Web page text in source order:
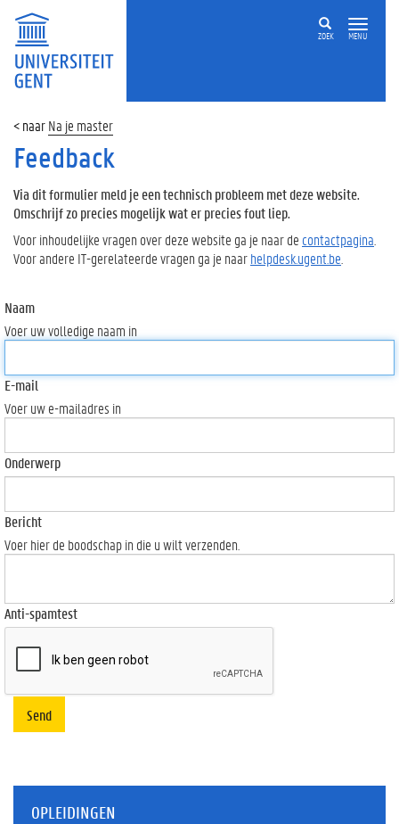
ZOEK MENU
Na je master
Feedback
Via dit formulier meld je een technisch probleem met deze website.
Omschrijf zo precies mogelijk wat er precies fout liep.
Voor inhoudelijke vragen over deze website ga je naar de contactpagina
Voor andere IT-gerelateerde vragen ga je naarhelpdesk.ugent.be
Naam
Voer uw volledige naam in
E-mail
Voer uw e-mailadres in
Onderwerp
Bericht
Voer hier de boodschap in die u wilt verzenden.
Anti-spamtest
Send
OPLEIDINGEN